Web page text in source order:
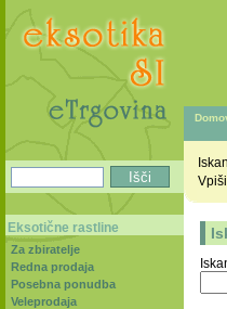
Eksotične rastline
Za zbiratelje
Redna prodaja
Posebna ponudba
Veleprodaja